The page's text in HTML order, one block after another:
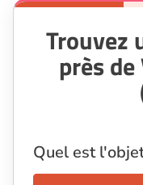
Trouvez
près
Quel est